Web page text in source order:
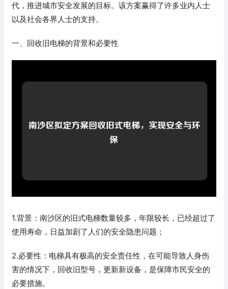
代，推进城市安全发展的目标。该方案赢得了许多业内人士
以及社会各界人士的支持。
一、回收旧电梯的背景和必要性
1.背景：南沙区的旧式电梯数量较多，年限较长，已经超过了
使用寿命，日益加剧了人们的安全隐患问题；
2.必要性：电梯具有极高的安全责任性，在可能导致人身伤
害的情况下，回收旧型号，更新新设备，是保障市民安全的
必要措施。